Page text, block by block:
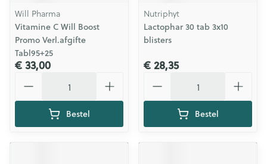
Will Pharma
Vitamine C Will Boost
Promo Verl.afgifte
Tabl95+25
€ 33,00
Bestel
Nutriphyt
Lactophar 30 tab 3x10
blisters
€ 28,35
Bestel